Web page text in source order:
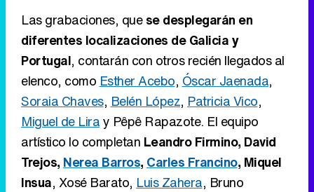
Las grabaciones, quese desplegarán en
diferentes localizaciones de Galicia y
Portugal, contarán con otros recién llegados al
elenco, como Esther Acebo, Óscar Jaenada,
Soraia Chaves, Belén López, Patricia Vico,
Miguel de Liray Pêpê Rapazote. El equipo
artístico lo completan Leandro Firmino, David
Trejos, Nerea Barros, Carles Francino, Miquel
Insua, Xosé Barato, Luis Zahera, Bruno